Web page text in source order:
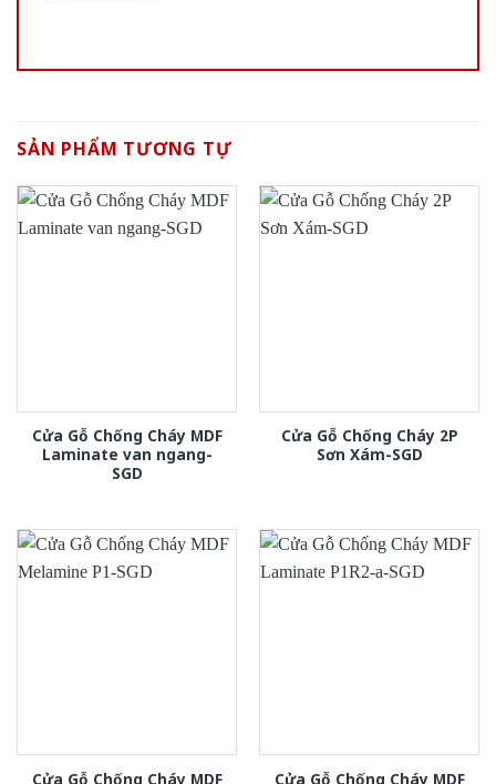
SẢN PHẨM TƯƠNG TỰ
Cửa Gỗ Chống Cháy MDF
Laminate van ngang-
SGD
Cửa Gỗ Chống Cháy 2P
Sơn Xám-SGD
Cửa Gỗ Chống Cháy MDF Cửa Gỗ Chống Cháy MDF